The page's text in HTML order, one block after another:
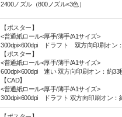
2400ノズル（800ノズル×3色）
【ポスター】
<普通紙ロール<厚手/薄手/A1サイズ>
300dpi×600dpi ドラフト 双方向印刷オン
【ポスター】
<普通紙ロール<厚手/薄手/A1サイズ>
600dpi×600dpi 速い 双方向印刷オン：約33
【CAD】
<普通紙ロール<厚手/薄手/A1サイズ>
300dpi×600dpi ドラフト 双方向印刷オン：